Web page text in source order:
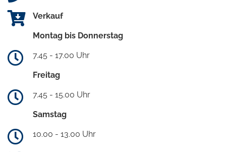
Verkauf
Montag bis Donnerstag
7.45 - 17.00 Uhr
Freitag
7.45 - 15.00 Uhr
Samstag
10.00 - 13.00 Uhr